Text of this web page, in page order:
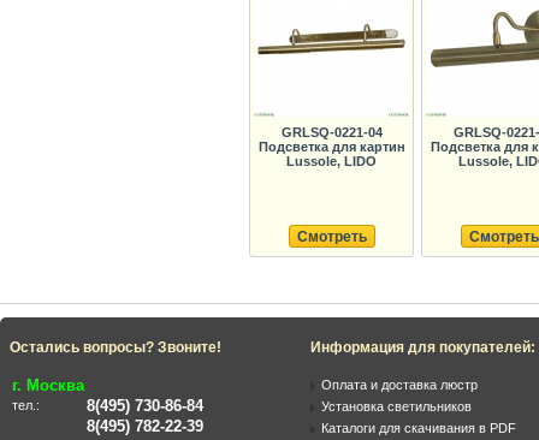
GRLSQ-0221-04
Подсветка для картин
Lussole, LIDO
Смотреть
GRLSQ-
Подсветка для
Lussole,
Смотреть
Остались вопросы? Звоните!
г. Москва
тел.:
8(495) 730-86-84
8(495) 782-22-39
Информация для покупателей:
Оплата и доставка люстр
Установка светильников
Каталоги для скачивания в PDF